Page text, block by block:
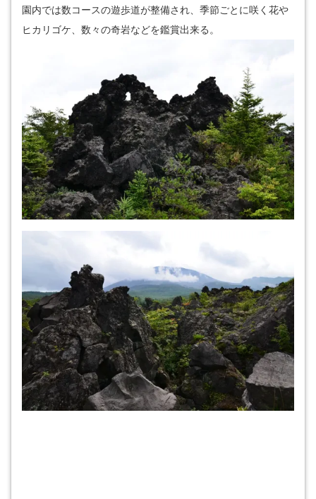
園内では数コースの遊歩道が整備され、季節ごとに咲く花や
ヒカリゴケ、数々の奇岩などを鑑賞出来る。